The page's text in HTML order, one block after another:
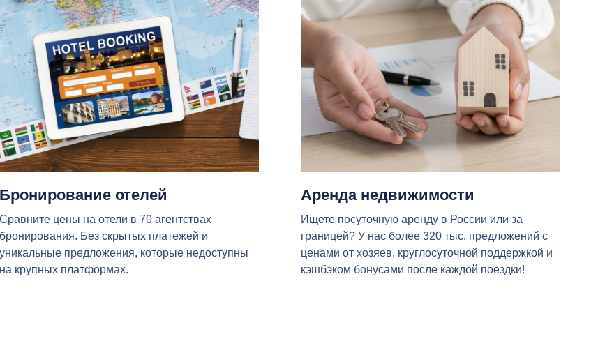
Бронирование отелей
Сравните цены на отели в 70 агентствах
бронирования. Без скрытых платежей и
уникальные предложения, которые недоступны
на крупных платформах.
Аренда недвижимости
Ищете посуточную аренду в России или за
границей? У нас более 320 тыс. предложений с
ценами от хозяев, круглосуточной поддержкой и
кэшбэком бонусами после каждой поездки!